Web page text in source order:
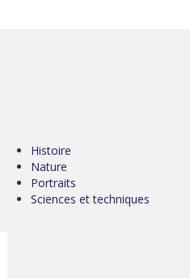
Histoire
Nature
Portraits
Sciences et techniques